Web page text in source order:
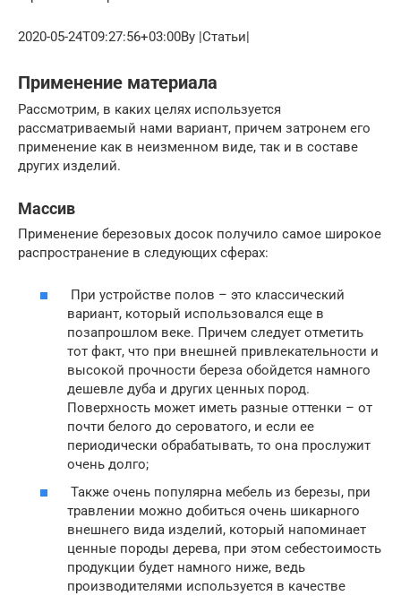
2020-05-24T09:27:56+03:00By |Статьи|
Применение материала
Рассмотрим, в каких целях используется
рассматриваемый нами вариант, причем затронем его
применение как в неизменном виде, так и в составе
других изделий.
Массив
Применение березовых досок получило самое широкое
распространение в следующих сферах:
При устройстве полов – это классический
вариант, который использовался еще в
позапрошлом веке. Причем следует отметить
тот факт, что при внешней привлекательности и
высокой прочности береза обойдется намного
дешевле дуба и других ценных пород.
Поверхность может иметь разные оттенки – от
почти белого до сероватого, и если ее
периодически обрабатывать, то она прослужит
очень долго;
Также очень популярна мебель из березы, при
травлении можно добиться очень шикарного
внешнего вида изделий, который напоминает
ценные породы дерева, при этом себестоимость
продукции будет намного ниже, ведь
производителями используется в качестве